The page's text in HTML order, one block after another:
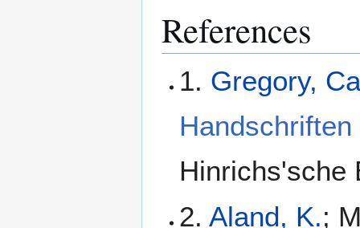
References
1. Gregory,
Hinrichs'sche
2.Aland, K.;